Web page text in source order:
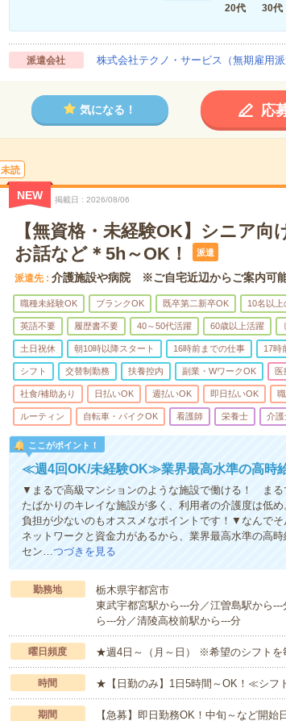
20代
30代
派遣会社 株式会社テクノ・サービス（無期雇用派
気になる！ 応
未読
NEW 掲載日 2026/08/06
【無資格・未経験OK】シニア
お話など＊5h～OK！
派遣
派遣先 介護施設や病院 ※ご自宅近辺からご案内可
職種未経験OK ブランクOK 既卒第二新卒OK 10名以上
英語不要 履歴書不要 40～50代活躍 60歳以上活躍
土日祝休 朝10時以降スタート 16時前までの仕事 17時
シフト 交替制勤務 扶養控内 副業・WワークOK 医
社食/補助あり 日払いOK 週払いOK 即日払いOK
ルーティン 自転車・バイクOK 看護師 栄養士 介護
ここがポイント！
≪週4回OK/未経験OK≫業界最高水準の高時
▼まるで高級マンションのような施設で働ける！ まる
たばかりのキレイな施設が多く、利用者の介護度は低
負担が少ないのもオススメなポイントです！▼なんで
ネットワークと資金力があるから、業界最高水準の高
セン…つづきを見る
勤務地
栃木県宇都宮市
東武宇都宮駅から---分／江曽島駅から
ら---分／清陵高校前駅から---分
曜日頻度 ★週4日～（月～日） ※希望のシフトを
時間 ★【日勤のみ】1日5時間～OK！≪シフ
期間 【急募】即日勤務OK！中旬～など開